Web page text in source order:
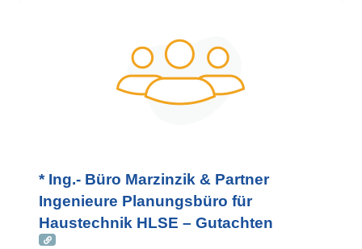
* Ing.- Büro Marzinzik & Partner
Ingenieure Planungsbüro für
Haustechnik HLSE – Gutachten